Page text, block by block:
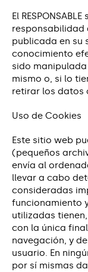
El
responsabilidad
publicada en su
conocimiento
sido
mismo o, si lo
retirar los datos
Uso de Cookies
Este sitio web
(pequeños
envía al
llevar a cabo
consideradas
funcionamiento
utilizadas
con la única
navegación, y
usuario. En
por sí mismas